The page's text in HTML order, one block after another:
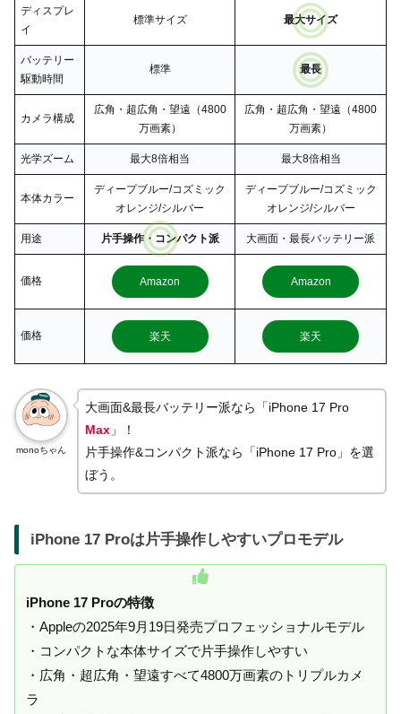
ディスプレ
イ
標準サイズ 最大サイズ
バッテリー
駆動時間
標準 最長
カメラ構成
広角・超広角・望遠（4800
万画素）
広角・超広角・望遠（4800
万画素）
光学ズーム 最大8倍相当 最大8倍相当
本体カラー
ディープブルー/コズミック
オレンジ/シルバー
ディープブルー/コズミック
オレンジ/シルバー
用途 片手操作・コンパクト派 大画面・最長バッテリー派
価格 Amazon Amazon
価格 楽天 楽天
monoちゃん
大画面&最長バッテリー派なら「iPhone 17 Pro
Max 」！
片手操作&コンパクト派なら「iPhone 17 Pro 」を選
ぼう。
iPhone 17 Proは片手操作しやすいプロモデル
iPhone 17 Proの特徴
・Appleの2025年9月19日発売プロフェッショナルモデル
・コンパクトな本体サイズで片手操作しやすい
・広角・超広角・望遠すべて4800万画素のトリプルカメ
ラ